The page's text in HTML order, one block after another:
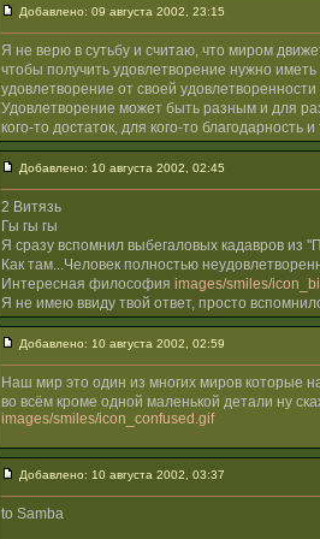
Добавлено: 09 августа 2002, 23:15
Я не верю в сутьбу и считаю, что миром
чтобы получить удовлетворение нужно
удовлетворение от своей
Удовлетворение может быть разным и для
кого-то достаток, для кого-то
Добавлено: 10 августа 2002, 02:45
2 Витязь
Гы гы гы
Я сразу вспомнил выбегаловых кадавров из
Как там...Человек полностью
Интересная философия images/smiles/
Я не имею ввиду твой ответ, просто
Добавлено: 10 августа 2002, 02:59
Наш мир это один из многих миров которые
во всём кроме одной маленькой детали ну
images/smiles/icon_confused.gif
Добавлено: 10 августа 2002, 03:37
to Samba